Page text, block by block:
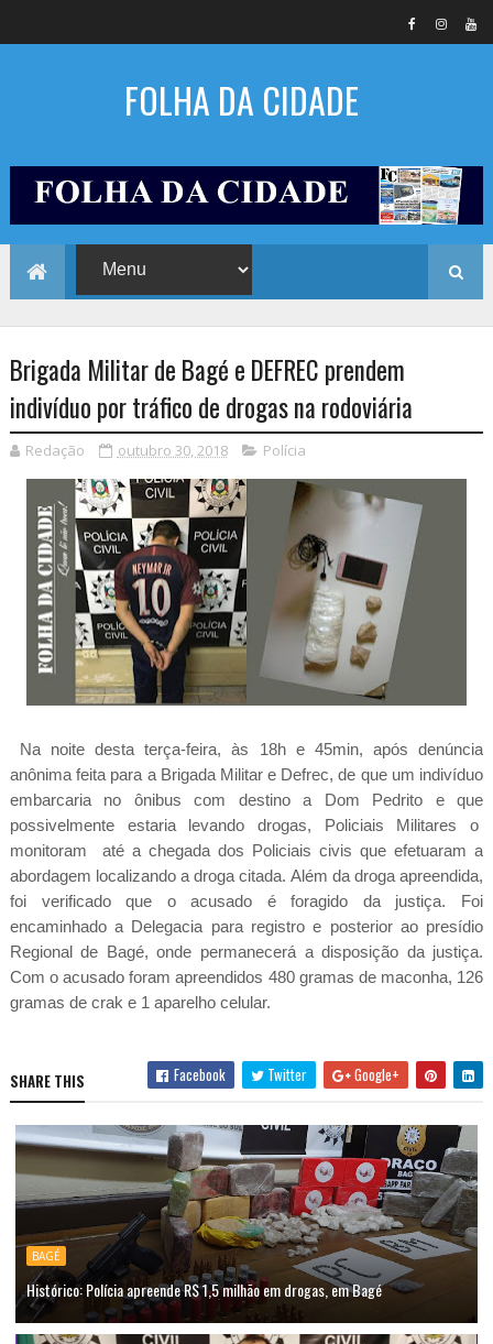
FOLHA DA CIDADE
Brigada Militar de Bagé e DEFREC prendem
indivíduo por tráfico de drogas na rodoviária
Redação outubro 30, 2018 Polícia
Na noite desta terça-feira, às 18h e 45min, após denúncia
anônima feita para a Brigada Militar e Defrec, de que um indivíduo
embarcaria no ônibus com destino a Dom Pedrito e que
possivelmente estaria levando drogas, Policiais Militares o
monitoram até a chegada dos Policiais civis que efetuaram a
abordagem localizando a droga citada. Além da droga apreendida,
foi verificado que o acusado é foragido da justiça. Foi
encaminhado a Delegacia para registro e posterior ao presídio
Regional de Bagé, onde permanecerá a disposição da justiça.
Com o acusado foram apreendidos 480 gramas de maconha, 126
gramas de crak e 1 aparelho celular.
SHARE THIS Facebook Twitter Google+
BAGÉ
Histórico: Polícia apreende R$ 1,5 milhão em drogas, em Bagé